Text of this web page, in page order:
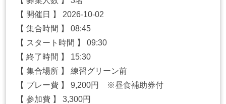
【 開催日 】 2026-10-02
【 集合時間 】 08:45
【 スタート時間 】 09:30
【 終了時間 】 15:30
【 集合場所 】 練習グリーン前
【 プレー費 】 9,200円 ※昼食補助券付
【 参加費 】 3,300円